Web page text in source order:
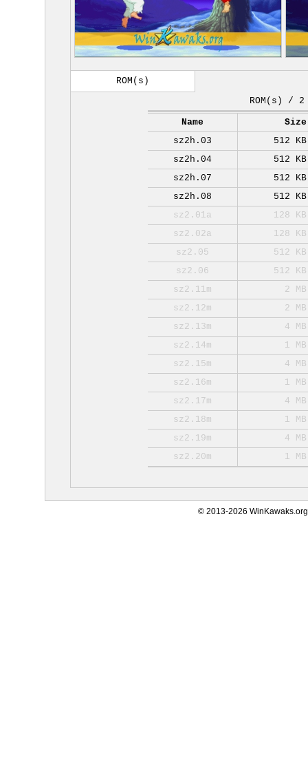
ROM(s)
ROM(s) / 2
Name
Size
sz2h.03
512 KB
sz2h.04
512 KB
sz2h.07
512 KB
sz2h.08
512 KB
sz2.01a
128 KB
sz2.02a
128 KB
sz2.05
512 KB
sz2.06
512 KB
sz2.11m
2 MB
sz2.12m
2 MB
sz2.13m
4 MB
sz2.14m
1 MB
sz2.15m
4 MB
sz2.16m
1 MB
sz2.17m
4 MB
sz2.18m
1 MB
sz2.19m
4 MB
sz2.20m
1 MB
© 2013-2026